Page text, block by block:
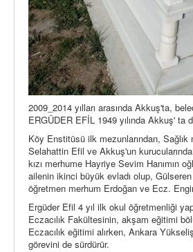
2009_2014 yılları arasında Akkuş'ta,
ERGÜDER EFİL 1949 yılında Akkuş' ta
Köy Enstitüsü ilk mezunlarından, Sağlık
Selahattin Efil ve Akkuş'un
kızı merhume Hayriye Sevim Hanımın
ailenin ikinci büyük evladı olup, Gülseren
öğretmen merhum Erdoğan ve Ecz.
Ergüder Efil 4 yıl ilk okul öğretmenliği
Eczacılık Fakültesinin, akşam eğitimi
Eczacılık eğitimi alırken, Ankara
görevini de sürdürür.